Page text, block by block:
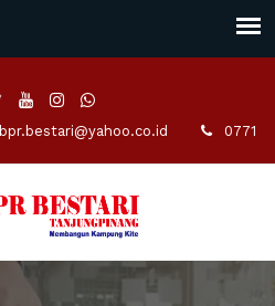
bpr.bestari@yahoo.co.id 0771 -